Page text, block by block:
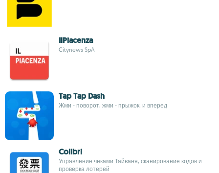
IlPiacenza
Citynews SpA
Tap Tap Dash
Жми - поворот, жми - прыжок, и вперед
Colibri
Управление чеками Тайваня, сканирование кодов и
проверка лотерей